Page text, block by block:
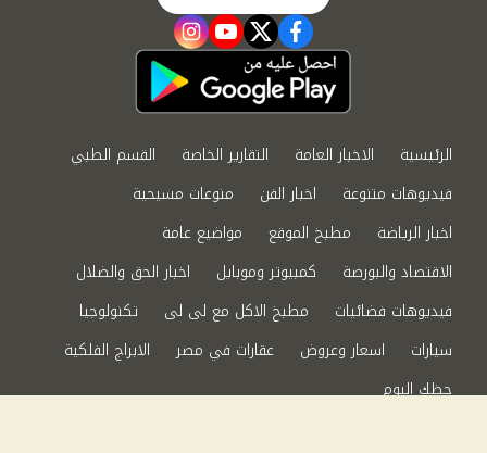
facebook
twitter
youtube
instagram
الرئيسية الاخبار العامة التقارير الخاصة
القسم الطبي
فيديوهات متنوعة
اخبار الفن
منوعات مسيحية
اخبار الرياضة
مطبخ الموقع
مواضيع عامة
الاقتصاد والبورصة
كمبيوتر وموبايل
اخبار الحق والضلال
فيديوهات فضائيات
مطبخ الاكل مع لى لى
تكنولوجيا
سيارات
اسعار وعروض عقارات في مصر
الابراج الفلكية
حظك اليوم